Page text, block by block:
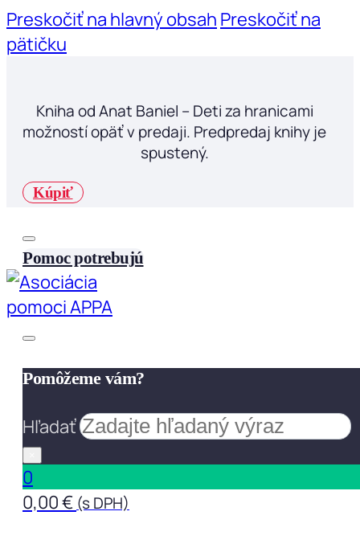
Preskočiť na hlavný obsahPreskočiť na
pätičku
Kniha od Anat Baniel – Deti za hranicami
možností opäť v predaji. Predpredaj knihy je
spustený.
Kúpiť
Pomoc potrebujú
Pomôžeme vám?
Hľadať
0
0,00€ (s DPH)